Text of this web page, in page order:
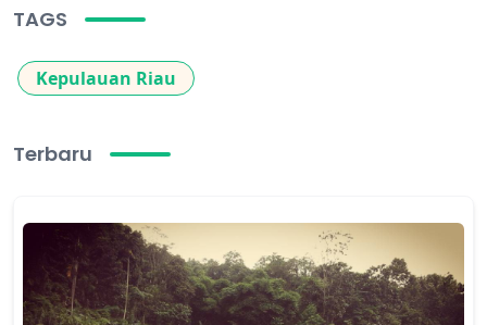
TAGS
Kepulauan Riau
Terbaru